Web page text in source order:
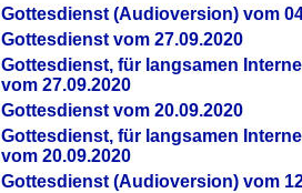
Gottesdienst (Audioversion) vom
Gottesdienst vom 27.09.2020
Gottesdienst, für langsamen
vom 27.09.2020
Gottesdienst vom 20.09.2020
Gottesdienst, für langsamen
vom 20.09.2020
Gottesdienst (Audioversion) vom